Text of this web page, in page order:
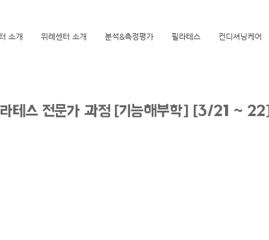
소개 위례센터 소개 분석&측정평가 필라테스 컨디셔닝케어
테스 전문가 과정 [기능해부학] [3/21 ~ 22]